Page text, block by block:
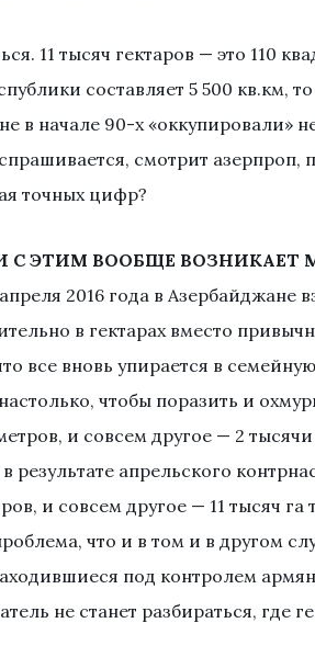
11 тысяч гектаров — это 110
составляет 5 500 кв.км,
в начале 90-х «оккупировали»
смотрит азерпроп,
точных цифр?
С ЭТИМ ВООБЩЕ ВОЗНИКАЕТ
2016 года в Азербайджане
в гектарах вместо
все вновь упирается в
чтобы поразить и
и совсем другое — 2
результате апрельского
и совсем другое — 11 тысяч
что и в том и в другом
под контролем
не станет разбираться, где